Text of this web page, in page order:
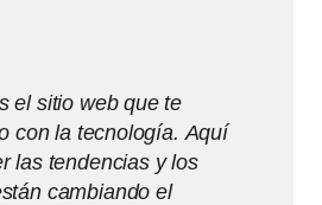
el sitio web que te
con la tecnología. Aquí
las tendencias y los
cambiando el